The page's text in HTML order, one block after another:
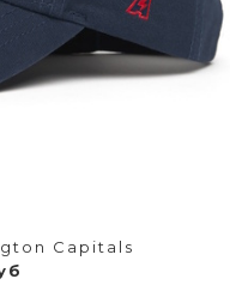
Capitals